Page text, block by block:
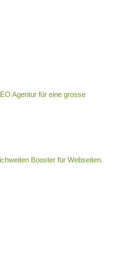
Agentur für eine grosse
Booster für Webseiten.